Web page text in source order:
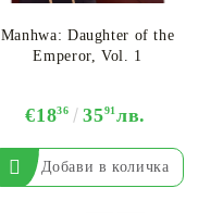
Manhwa: Daughter of the
Emperor, Vol. 1
€1836 3591лв.